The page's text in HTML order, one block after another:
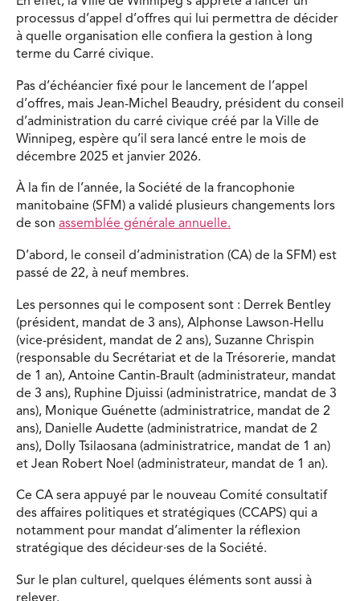
processus d’appel d’offres qui lui permettra de décider
à quelle organisation elle confiera la gestion à long
terme du Carré civique.
Pas d’échéancier fixé pour le lancement de l’appel
d’offres, mais Jean-Michel Beaudry, président du conseil
d’administration du carré civique créé par la Ville de
Winnipeg, espère qu’il sera lancé entre le mois de
décembre 2025 et janvier 2026.
À la fin de l’année, la Société de la francophonie
manitobaine (SFM) a validé plusieurs changements lors
de son assemblée générale annuelle.
D’abord, le conseil d’administration (CA) de la SFM) est
passé de 22, à neuf membres.
Les personnes qui le composent sont : Derrek Bentley
(président, mandat de 3 ans), Alphonse Lawson-Hellu
(vice-président, mandat de 2 ans), Suzanne Chrispin
(responsable du Secrétariat et de la Trésorerie, mandat
de 1 an), Antoine Cantin-Brault (administrateur, mandat
de 3 ans), Ruphine Djuissi (administratrice, mandat de 3
ans), Monique Guénette (administratrice, mandat de 2
ans), Danielle Audette (administratrice, mandat de 2
ans), Dolly Tsilaosana (administratrice, mandat de 1 an)
et Jean Robert Noel (administrateur, mandat de 1 an).
Ce CA sera appuyé par le nouveau Comité consultatif
des affaires politiques et stratégiques (CCAPS) qui a
notamment pour mandat d’alimenter la réflexion
stratégique des décideur·ses de la Société.
Sur le plan culturel, quelques éléments sont aussi à